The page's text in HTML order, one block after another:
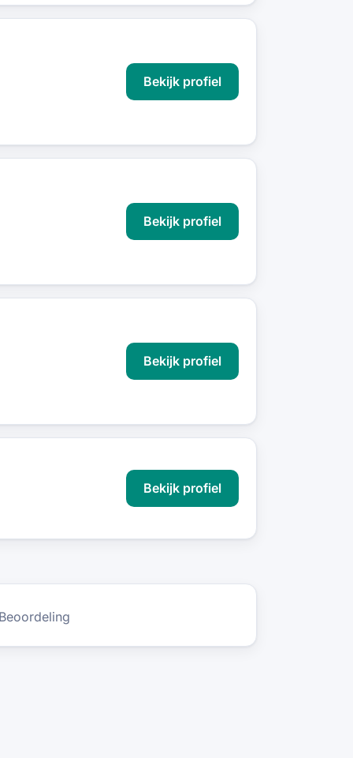
Bekijk profiel
Bekijk profiel
Bekijk profiel
Bekijk profiel